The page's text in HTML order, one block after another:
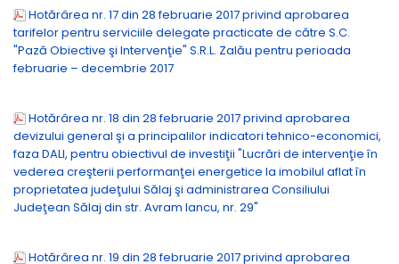
Hotărârea nr. 17 din 28 februarie 2017 privind aprobarea
tarifelor pentru serviciile delegate practicate de către S.C.
"Pază Obiective şi Intervenţie" S.R.L. Zalău pentru perioada
februarie – decembrie 2017
Hotărârea nr. 18 din 28 februarie 2017 privind aprobarea
devizului general şi a principalilor indicatori tehnico-economici,
faza DALI, pentru obiectivul de investiţii "Lucrări de intervenţie în
vederea creşterii performanţei energetice la imobilul aflat în
proprietatea judeţului Sălaj şi administrarea Consiliului
Judeţean Sălaj din str. Avram Iancu, nr. 29"
Hotărârea nr. 19 din 28 februarie 2017 privind aprobarea